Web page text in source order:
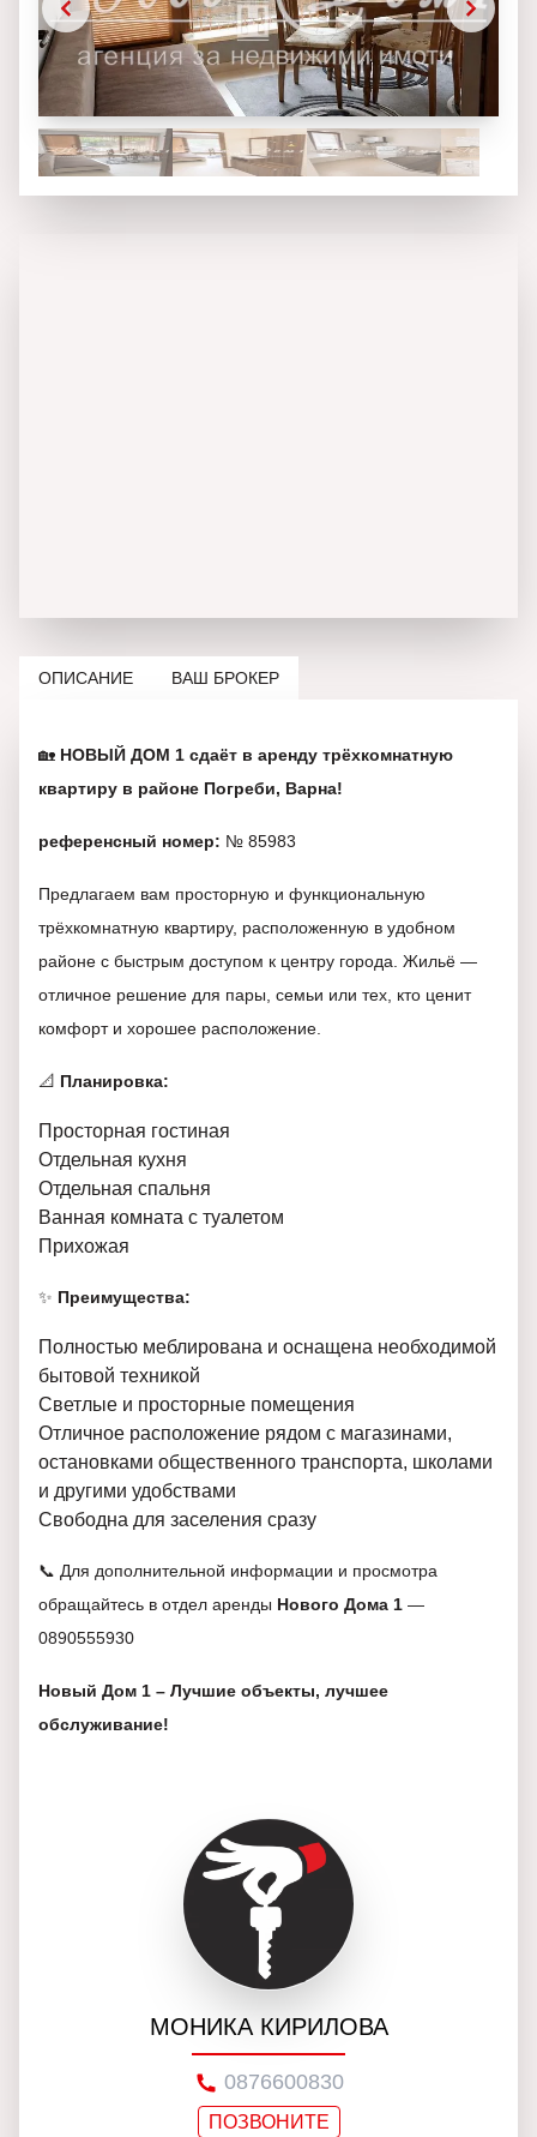
ОПИСАНИЕ ВАШ БРОКЕР
🏡 НОВЫЙ ДОМ 1 сдаёт в аренду трёхкомнатную
квартиру в районе Погреби, Варна!
референсный номер: № 85983
Предлагаем вам просторную и функциональную
трёхкомнатную квартиру, расположенную в удобном
районе с быстрым доступом к центру города. Жильё —
отличное решение для пары, семьи или тех, кто ценит
комфорт и хорошее расположение.
📐 Планировка:
Просторная гостиная
Отдельная кухня
Отдельная спальня
Ванная комната с туалетом
Прихожая
✨ Преимущества:
Полностью меблирована и оснащена необходимой
бытовой техникой
Светлые и просторные помещения
Отличное расположение рядом с магазинами,
остановками общественного транспорта, школами
и другими удобствами
Свободна для заселения сразу
📞 Для дополнительной информации и просмотра
обращайтесь в отдел аренды Нового Дома 1 —
0890555930
Новый Дом 1 – Лучшие объекты, лучшее
обслуживание!
МОНИКА КИРИЛОВА
0876600830
ПОЗВОНИТЕ